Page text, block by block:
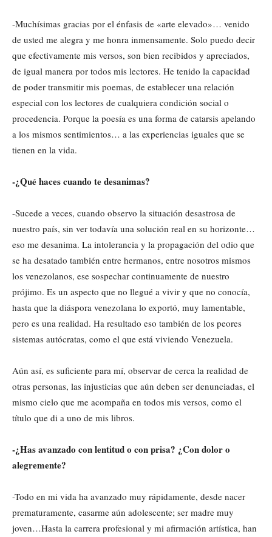
-Muchísimas gracias por el énfasis de «arte elevado»… venido
de usted me alegra y me honra inmensamente. Solo puedo decir
que efectivamente mis versos, son bien recibidos y apreciados,
de igual manera por todos mis lectores. He tenido la capacidad
de poder transmitir mis poemas, de establecer una relación
especial con los lectores de cualquiera condición social o
procedencia. Porque la poesía es una forma de catarsis apelando
a los mismos sentimientos… a las experiencias iguales que se
tienen en la vida.
-¿Qué haces cuando te desanimas?
-Sucede a veces, cuando observo la situación desastrosa de
nuestro país, sin ver todavía una solución real en su horizonte…
eso me desanima. La intolerancia y la propagación del odio que
se ha desatado también entre hermanos, entre nosotros mismos
los venezolanos, ese sospechar continuamente de nuestro
prójimo. Es un aspecto que no llegué a vivir y que no conocía,
hasta que la diáspora venezolana lo exportó, muy lamentable,
pero es una realidad. Ha resultado eso también de los peores
sistemas autócratas, como el que está viviendo Venezuela.
Aún así, es suficiente para mí, observar de cerca la realidad de
otras personas, las injusticias que aún deben ser denunciadas, el
mismo cielo que me acompaña en todos mis versos, como el
título que di a uno de mis libros.
-¿Has avanzado con lentitud o con prisa? ¿Con dolor o
alegremente?
-Todo en mi vida ha avanzado muy rápidamente, desde nacer
prematuramente, casarme aún adolescente; ser madre muy
joven…Hasta la carrera profesional y mi afirmación artística, han